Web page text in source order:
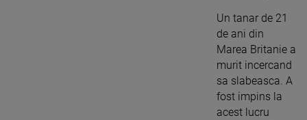
Un tanar de 21
de ani din
Marea Britanie a
murit incercand
sa slabeasca. A
fost impins la
acest lucru